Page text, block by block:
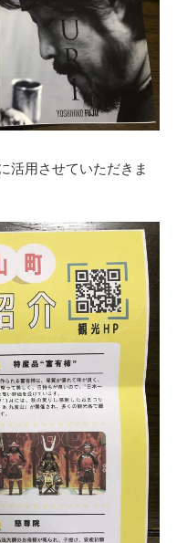
活用させていただきま